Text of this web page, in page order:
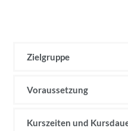
Zielgruppe
Voraussetzung
Kurszeiten und